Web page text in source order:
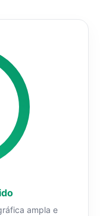
ampla e